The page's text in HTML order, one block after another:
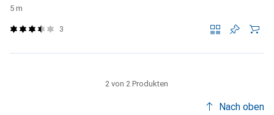
5 m
3
2 von 2 Produkten
Nach oben